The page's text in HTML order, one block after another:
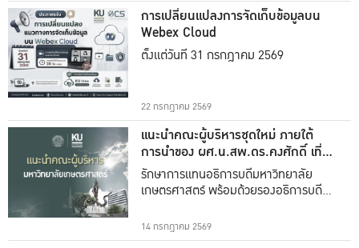
การเปลี่ยนแปลงการจัดเก็บข้อมูลบน
Webex Cloud
ตั้งแต่วันที่ 31 กรกฎาคม 2569
22 กรกฎาคม 2569
แนะนำคณะผู้บริหารชุดใหม่ ภายใต้
การนำของ ผศ.น.สพ.ดร.คงศักดิ์ เที่ยง
ธรรม
รักษาการแทนอธิการบดีมหาวิทยาลัย
เกษตรศาสตร์ พร้อมด้วยรองอธิการบดีทั้ง
14 กรกฎาคม 2569